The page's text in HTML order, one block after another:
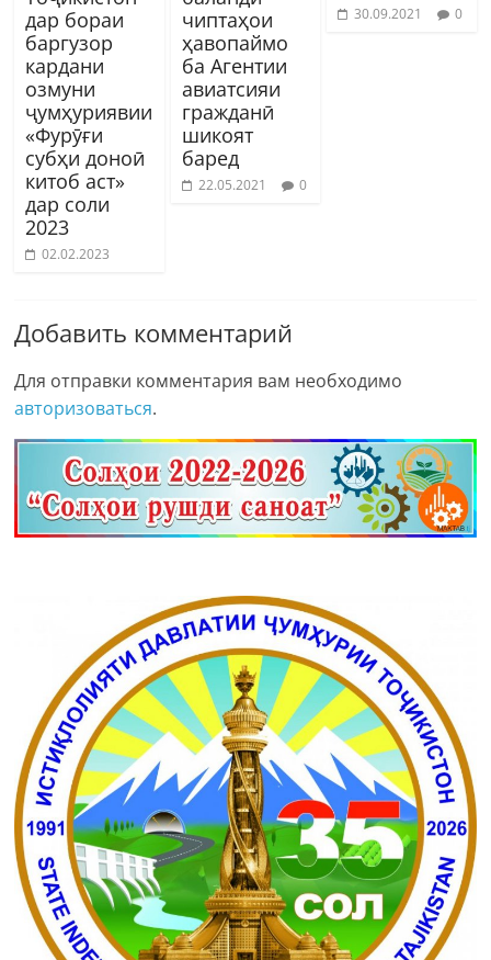
дар бораи
баргузор
кардани
озмуни
ҷумҳуриявии
«Фурӯғи
субҳи доноӣ
китоб аст»
дар соли
2023
02.02.2023
чиптаҳои
ҳавопаймо
ба Агентии
авиатсияи
гражданӣ
шикоят
баред
22.05.2021 0
30.09.2021 0
Добавить комментарий
Для отправки комментария вам необходимо
авторизоваться.